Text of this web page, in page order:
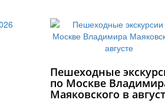
Пешеходные
по Москве
Маяковского в